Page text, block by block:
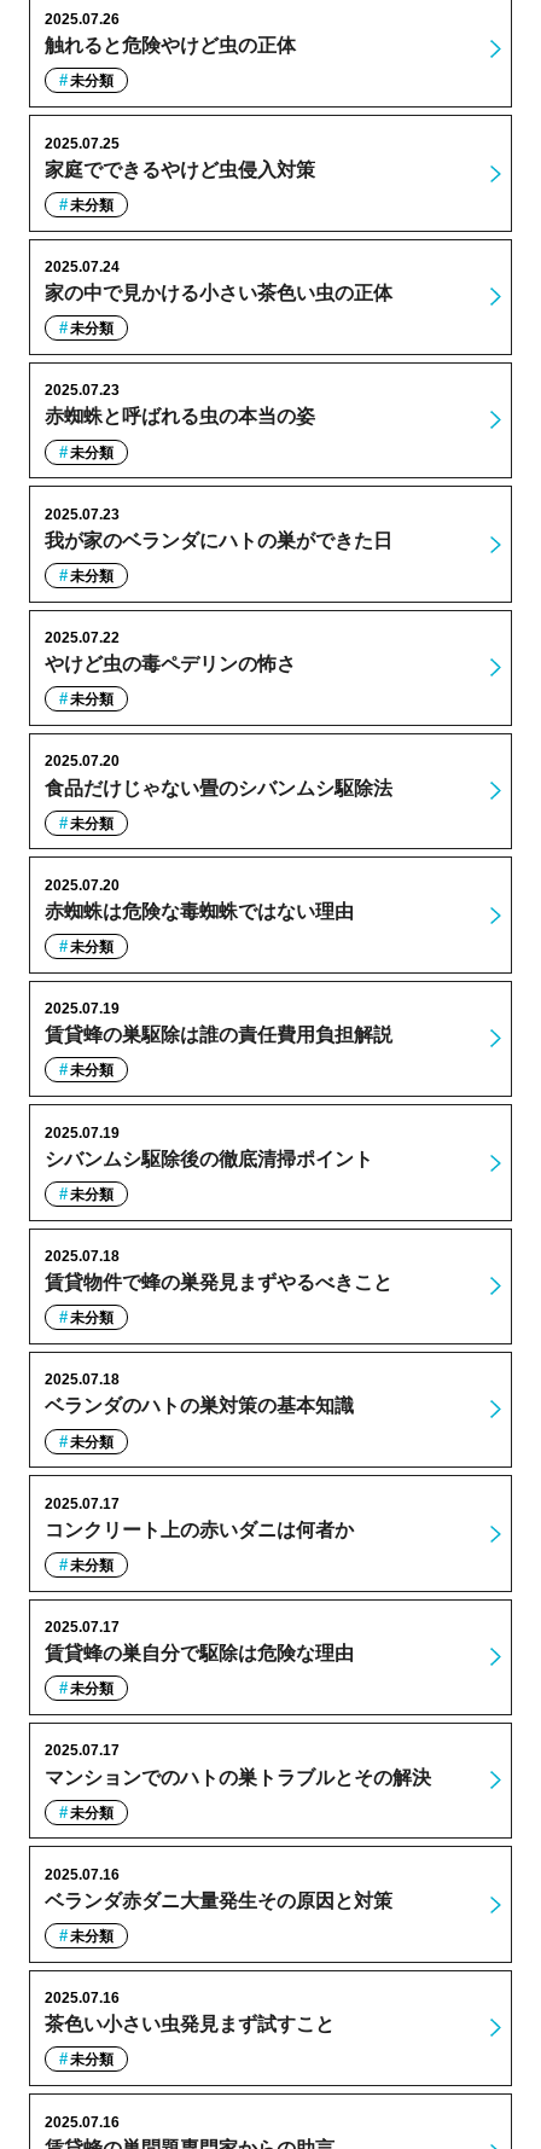
触れると危険やけど虫の正体
2025.07.26
未分類
家庭でできるやけど虫侵入対策
2025.07.25
未分類
家の中で見かける小さい茶色い虫の正体
2025.07.24
未分類
赤蜘蛛と呼ばれる虫の本当の姿
2025.07.23
未分類
我が家のベランダにハトの巣ができた日
2025.07.23
未分類
やけど虫の毒ペデリンの怖さ
2025.07.22
未分類
食品だけじゃない畳のシバンムシ駆除法
2025.07.20
未分類
赤蜘蛛は危険な毒蜘蛛ではない理由
2025.07.20
未分類
賃貸蜂の巣駆除は誰の責任費用負担解説
2025.07.19
未分類
シバンムシ駆除後の徹底清掃ポイント
2025.07.19
未分類
賃貸物件で蜂の巣発見まずやるべきこと
2025.07.18
未分類
ベランダのハトの巣対策の基本知識
2025.07.18
未分類
コンクリート上の赤いダニは何者か
2025.07.17
未分類
賃貸蜂の巣自分で駆除は危険な理由
2025.07.17
未分類
マンションでのハトの巣トラブルとその解決
2025.07.17
未分類
ベランダ赤ダニ大量発生その原因と対策
2025.07.16
未分類
茶色い小さい虫発見まず試すこと
2025.07.16
未分類
2025.07.16